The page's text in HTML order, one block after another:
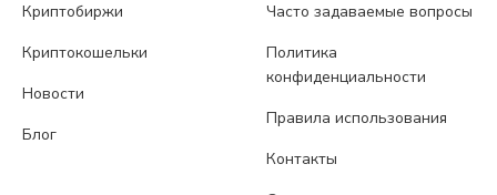
Криптобиржи
Криптокошельки
Новости
Блог
Часто задаваемые вопросы
Политика
конфиденциальности
Правила использования
Контакты